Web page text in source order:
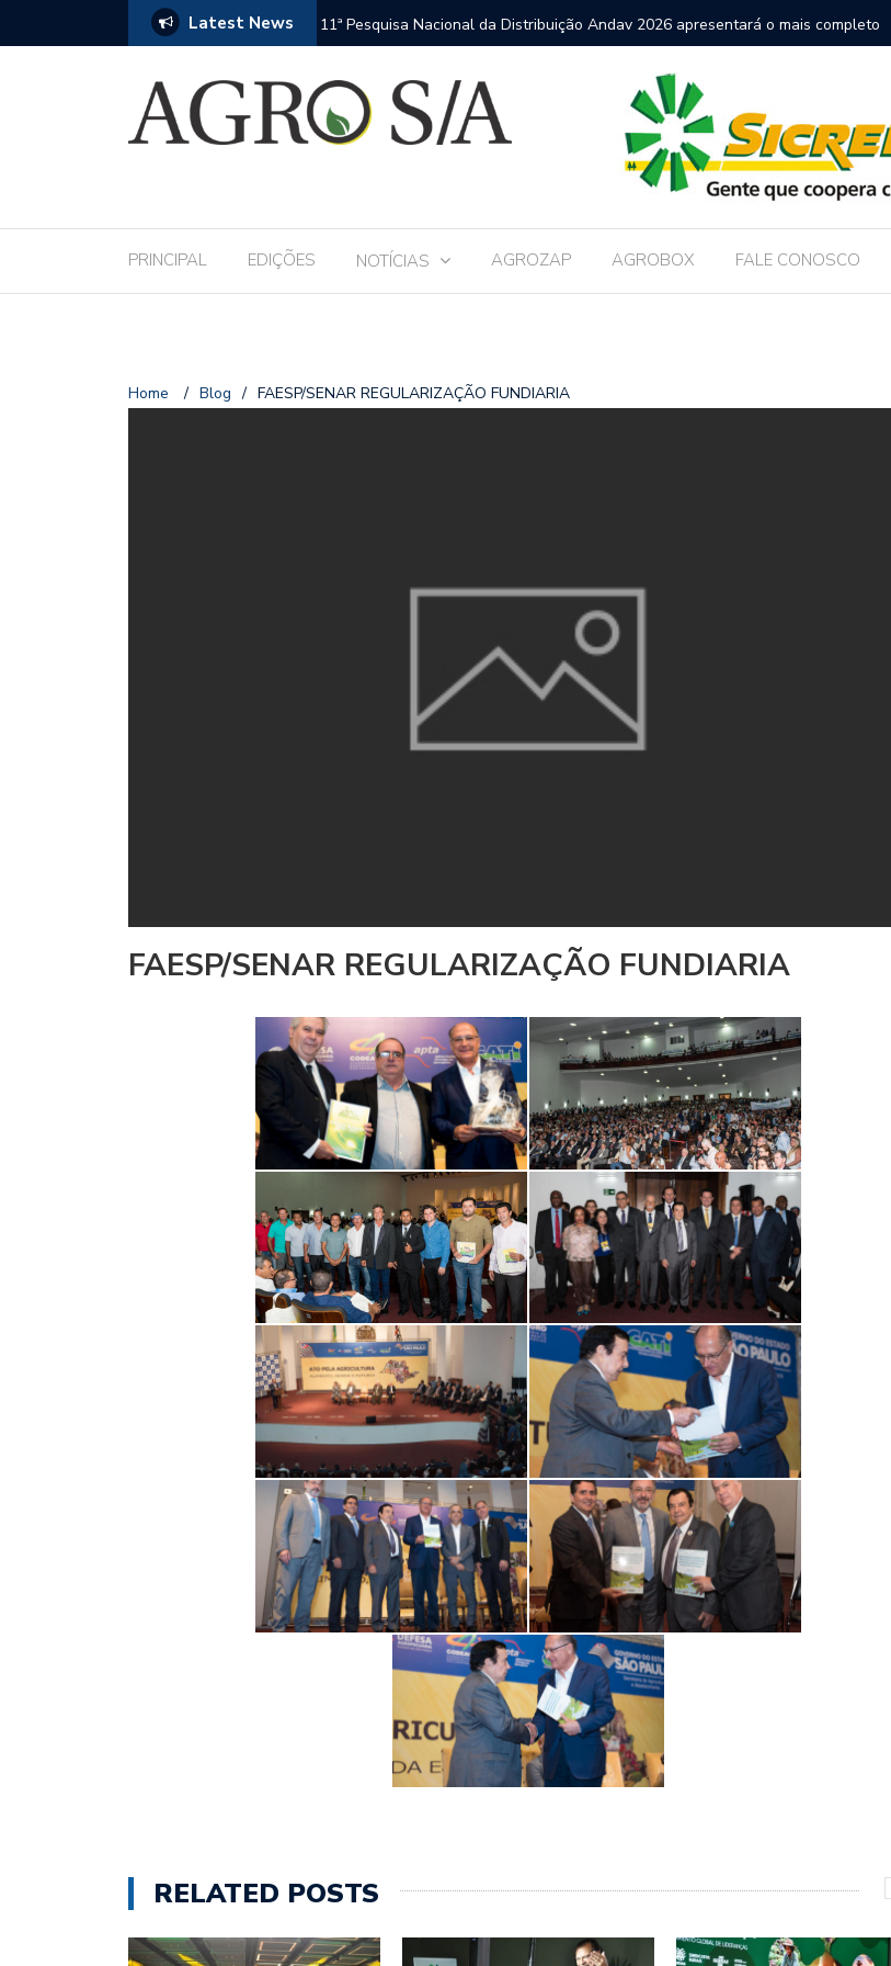
Latest News
2026 apresentará o mais completo
Mais de 1.200 profissionais do SENAR-SP participam de encontro que reforça nova
fase da assistência técnica no campo
PRINCIPAL EDIÇÕES NOTÍCIAS AGROZAP AGROBOX FALE CONOSCO
Home / Blog / FAESP/SENAR REGULARIZAÇÃO FUNDIARIA
FAESP/SENAR REGULARIZAÇÃO FUNDIARIA
RELATED POSTS